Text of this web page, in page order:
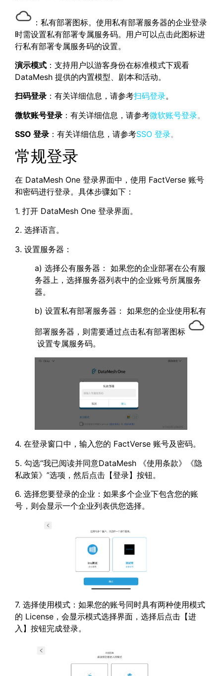
：私有部署图标。使用私有部署服务器的企业登录
时需设置私有部署专属服务码。用户可以点击此图标进
行私有部署专属服务码的设置。
演示模式 ：支持用户以游客身份在标准模式下观看
DataMesh 提供的内置模型、剧本和活动。
扫码登录 ：有关详细信息，请参考扫码登录。
微软账号登录 ：有关详细信息，请参考微软账号登录。
SSO 登录 ：有关详细信息，请参考SSO 登录。
常规登录
在 DataMesh One 登录界面中，使用 FactVerse 账号
和密码进行登录。具体步骤如下：
1. 打开 DataMesh One 登录界面。
2. 选择语言。
3. 设置服务器：
a) 选择公有服务器： 如果您的企业部署在公有服
务器上，选择服务器列表中的企业账号所属服务
器。
b) 设置私有部署服务器： 如果您的企业使用私有
部署服务器，则需要通过点击私有部署图标
设置专属服务码。
4. 在登录窗口中，输入您的 FactVerse 账号及密码。
5. 勾选“我已阅读并同意DataMesh 《使用条款》《隐
私政策》”选项，然后点击【登录】按钮。
6. 选择您要登录的企业：如果多个企业下包含您的账
号，则会显示一个企业列表供您选择。
7. 选择使用模式：如果您的账号同时具有两种使用模式
的 License，会显示模式选择界面，选择后点击【进
入】按钮完成登录。